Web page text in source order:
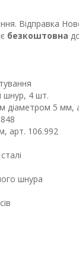
Відправка
безкоштовна
шнур, 4 шт.
діаметром 5 мм,
арт. 106.992
шнура